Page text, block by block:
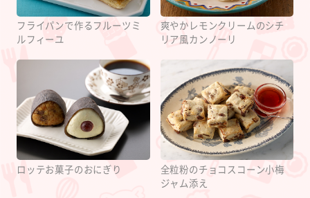
フライパンで作るフルーツミ
ルフィーユ
爽やかレモンクリームのシチ
リア風カンノーリ
ロッテお菓子のおにぎり
全粒粉のチョコスコーン小梅
ジャム添え